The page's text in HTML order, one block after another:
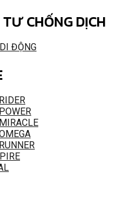
CHỐNG DỊCH
ĐỘNG